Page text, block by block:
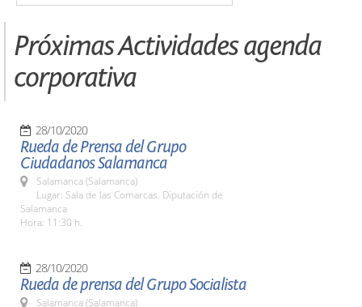
Próximas Actividades agenda
corporativa
28/10/2020
Rueda de Prensa del Grupo
Ciudadanos Salamanca
Salamanca (Salamanca)
Lugar: Sala de las Comarcas. Diputación de
Salamanca
Hora: 11:30 h.
28/10/2020
Rueda de prensa del Grupo Socialista
Salamanca (Salamanca)